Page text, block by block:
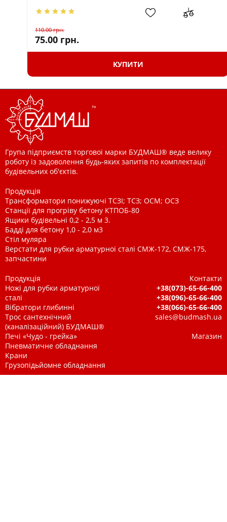
110.00грн.
75.00 грн.
КУПИТИ
Група підприємств торгової марки БУДМАШ® веде велику
роботу із задоволення будь-яких запитів по комплектації
будівельних об'єктів.
Продукція
Трансформатори понижуючі ТСЗІ; ТСЗ; ОСМ; ОСЗ
Станції для прогріву бетону КТПОБ-80
Ящики будівельні 0,2 - 2,5 м 3.
Бадді для бетону 1,0 - 2,0 м3
Стіл муляра
Верстати для рубки арматурної сталі СМЖ-172, СМЖ-175,
запчастини
Продукція
Ножі для рубки арматурної
сталі
Вібратори глибинні
Трос сантехнічний
(каналізаційний) БУДМАШ®
Печі «Чудо - грейка»
Пневматичне обладнання
Крани
Грузопідьйомне обладнання
Контакти
+38(073)-65-66-400
+38(096)-65-66-400
+38(066)-65-66-400
sales@budmash.ua
Магазин